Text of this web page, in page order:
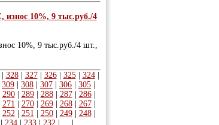
10%, 9 тыс.руб./4
10%, 9 тыс.руб./4 шт.,
328| 327| 326| 325| 324|
309 308 307 306 305
290| 289| 288| 287| 286|
271 270| 269| 268| 267|
252| 251 250| 249| 248|
234 233 232